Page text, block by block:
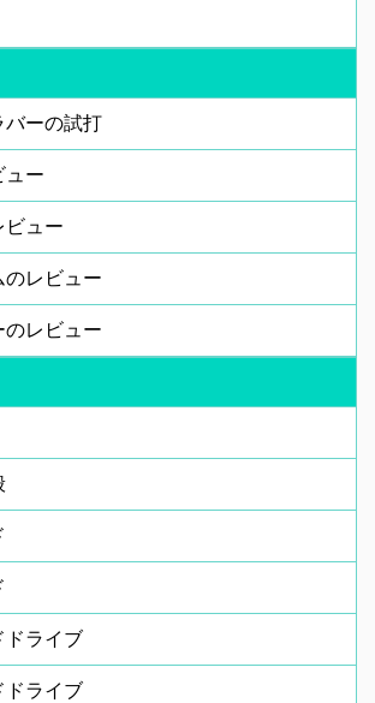
バーの試打
ュー
ビュー
レビュー
レビュー
ドライブ
ドライブ